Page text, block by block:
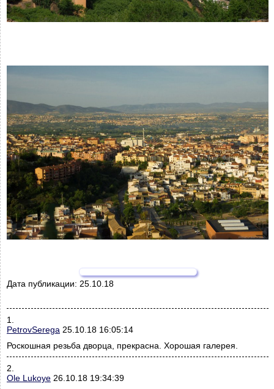
Дата публикации: 25.10.18
1.
PetrovSerega 25.10.18 16:05:14
Роскошная резьба дворца, прекрасна. Хорошая галерея.
2.
Ole Lukoye 26.10.18 19:34:39